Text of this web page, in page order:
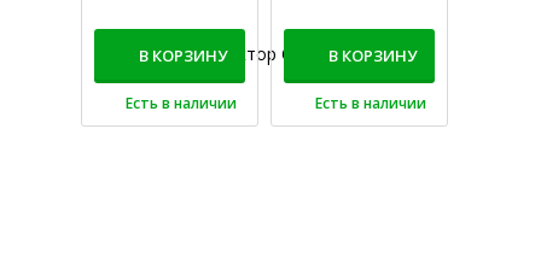
В КОРЗИНУ
Есть в наличии
В КОРЗИНУ
Есть в наличии